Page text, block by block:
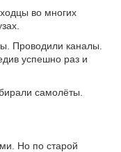
во многих
Проводили каналы.
успешно раз и
самолёты.
Но по старой